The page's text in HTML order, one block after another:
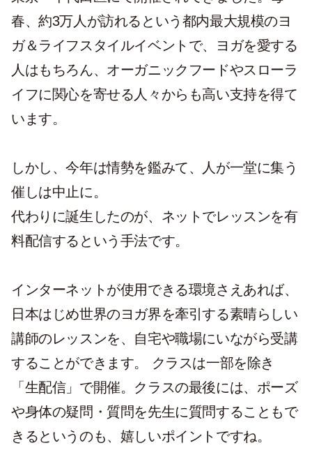
春、約3万人が訪れるという都内最大規模のヨ
ガ＆ライフスタイルイベントで、ヨガを愛する
人はもちろん、オーガニックフードやスローラ
イフに関心を寄せる人々からも高い支持を得て
います。
しかし、今年は情勢を鑑みて、人が一堂に集う
催しは中止に。
代わりに誕生したのが、ネットでレッスンを有
料配信するという手法です。
インターネットが使用できる環境さえあれば、
日本はじめ世界のヨガ界を牽引する素晴らしい
講師のレッスンを、自宅や職場にいながら受講
することができます。 クラスは一部を除き
「生配信」で開催。クラスの最後には、ポーズ
や身体の疑問・質問を先生に質問することもで
きるというのも、嬉しいポイントですね。